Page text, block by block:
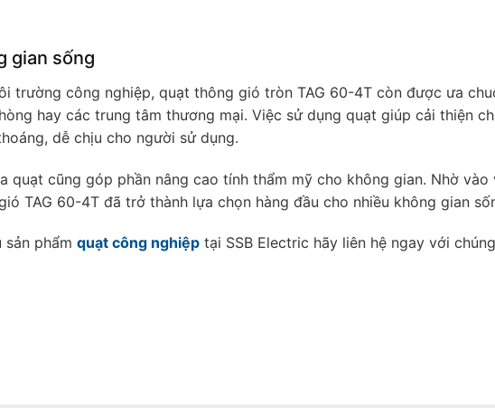
gian sống
trường công nghiệp, quạt thông gió tròn TAG 60-4T còn được ưa
hay các trung tâm thương mại. Việc sử dụng quạt giúp cải thiện
dễ chịu cho người sử dụng.
quạt cũng góp phần nâng cao tính thẩm mỹ cho không gian. Nhờ vào
TAG 60-4T đã trở thành lựa chọn hàng đầu cho nhiều không gian
sản phẩm quạt công nghiệptại SSB Electric hãy liên hệ ngay với